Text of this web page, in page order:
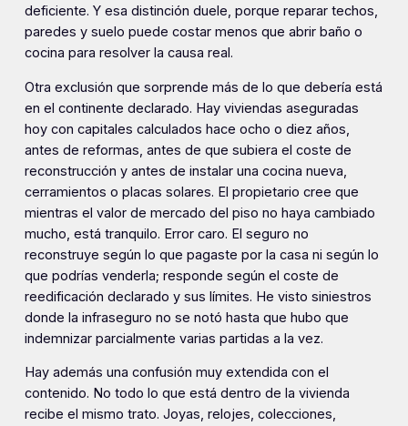
deficiente. Y esa distinción duele, porque reparar techos,
paredes y suelo puede costar menos que abrir baño o
cocina para resolver la causa real.
Otra exclusión que sorprende más de lo que debería está
en el continente declarado. Hay viviendas aseguradas
hoy con capitales calculados hace ocho o diez años,
antes de reformas, antes de que subiera el coste de
reconstrucción y antes de instalar una cocina nueva,
cerramientos o placas solares. El propietario cree que
mientras el valor de mercado del piso no haya cambiado
mucho, está tranquilo. Error caro. El seguro no
reconstruye según lo que pagaste por la casa ni según lo
que podrías venderla; responde según el coste de
reedificación declarado y sus límites. He visto siniestros
donde la infraseguro no se notó hasta que hubo que
indemnizar parcialmente varias partidas a la vez.
Hay además una confusión muy extendida con el
contenido. No todo lo que está dentro de la vivienda
recibe el mismo trato. Joyas, relojes, colecciones,